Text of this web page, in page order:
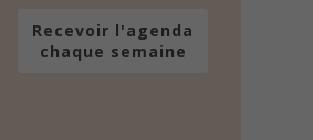
Recevoir l'agenda
chaque semaine